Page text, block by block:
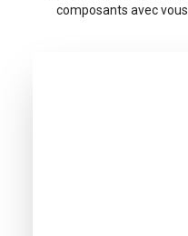
composants avec vous